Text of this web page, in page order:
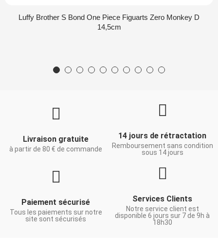
Luffy Brother S Bond One Piece Figuarts Zero Monkey D
14,5cm
Livraison gratuite
à partir de 80 € de commande
14 jours de rétractation
Remboursement sans condition
sous 14 jours
Paiement sécurisé
Tous les paiements sur notre
site sont sécurisés
Services Clients
Notre service client est
disponible 6 jours sur 7 de 9h à
18h30